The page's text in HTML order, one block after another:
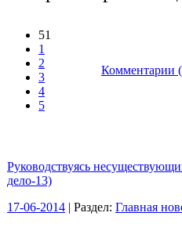
51
1
2
3
4
5
Комментарии
Руководствуясь
дело-13)
17-06-2014 | Раздел: Главная